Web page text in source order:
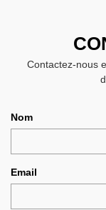
Contactez-nous
Nom
Email